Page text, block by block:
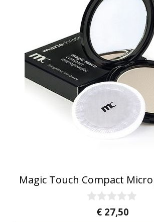
Magic Touch Compact
€27,50